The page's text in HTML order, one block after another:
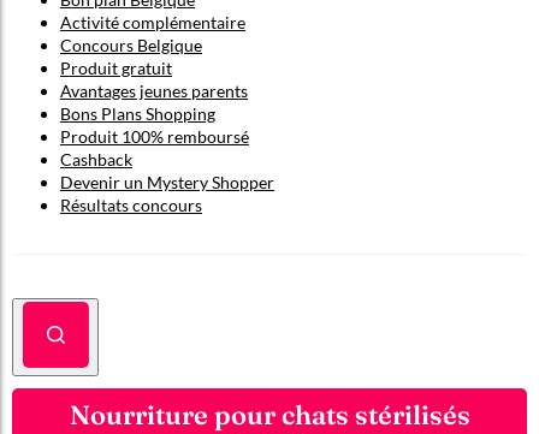
Activité complémentaire
Concours Belgique
Produit gratuit
Avantages jeunes parents
Bons Plans Shopping
Produit 100% remboursé
Cashback
Devenir un Mystery Shopper
Résultats concours
Nourriture pour chats stérilisés